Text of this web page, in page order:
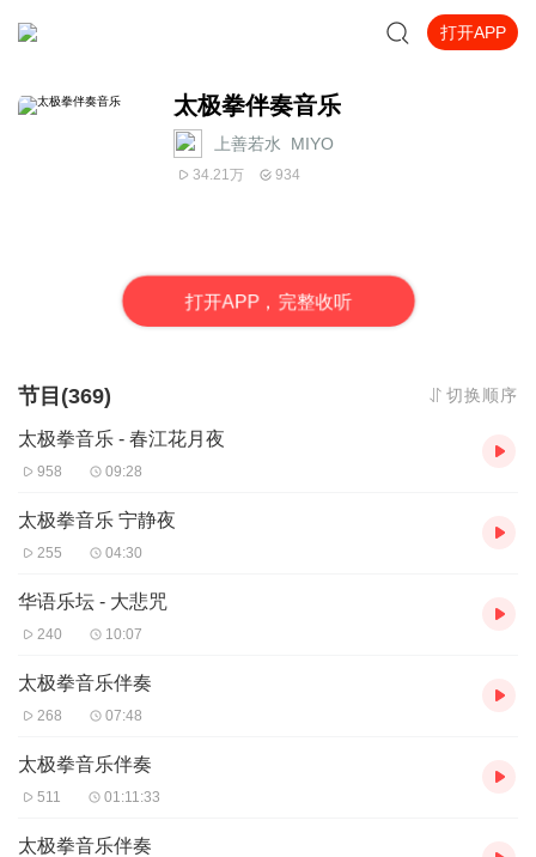
打开APP
太极拳伴奏音乐
上善若水_MIYO
34.21万 934
打开APP，完整收听
节目(369) 切换顺序
太极拳音乐 - 春江花月夜
958 09:28
太极拳音乐 宁静夜
255 04:30
华语乐坛 - 大悲咒
240 10:07
太极拳音乐伴奏
268 07:48
太极拳音乐伴奏
511 01:11:33
太极拳音乐伴奏